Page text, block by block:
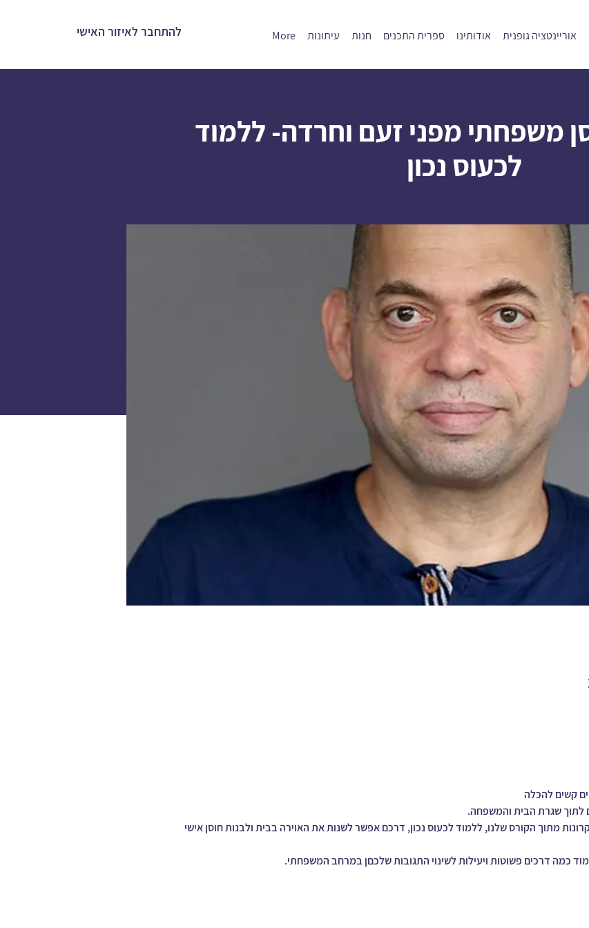
להתחבר לאיזור האישי אוריינטציה גופנית אודותינו ספרית התכנים חנות עיתונות More
משפחתי מפני זעם וחרדה- ללמוד
לכעוס נכון
קשים להכלה
לתוך שגרת הבית והמשפחה.
מספר עקרונות מתוך הקורס שלנו, ללמוד לכעוס נכון, דרכם אפשר לשנות את האוירה בבית ולבנות חוסן אישי
כמה דרכים פשוטות ויעילות לשינוי התגובות שלכםן במרחב המשפחתי.